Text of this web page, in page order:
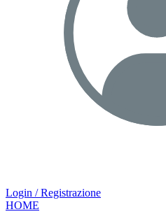
Login / Registrazione
HOME